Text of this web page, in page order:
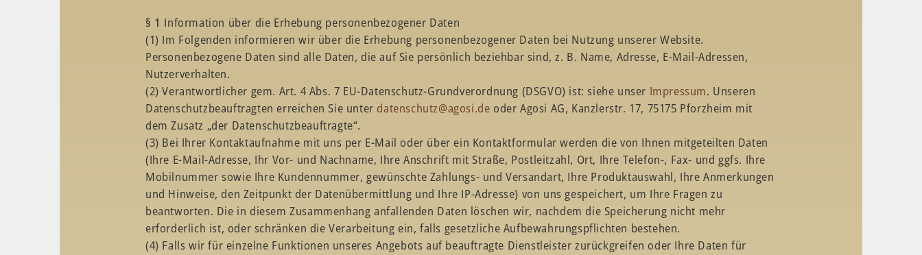
§ 1 Information über die Erhebung personenbezogener Daten
(1) Im Folgenden informieren wir über die Erhebung personenbezogener Daten bei Nutzung unserer Website.
Personenbezogene Daten sind alle Daten, die auf Sie persönlich beziehbar sind, z. B. Name, Adresse, E-Mail-Adressen,
Nutzerverhalten.
(2) Verantwortlicher gem. Art. 4 Abs. 7 EU-Datenschutz-Grundverordnung (DSGVO) ist: siehe unser Impressum. Unseren
Datenschutzbeauftragten erreichen Sie unter datenschutz@agosi.de oder Agosi AG, Kanzlerstr. 17, 75175 Pforzheim mit
dem Zusatz „der Datenschutzbeauftragte“.
(3) Bei Ihrer Kontaktaufnahme mit uns per E-Mail oder über ein Kontaktformular werden die von Ihnen mitgeteilten Daten
(Ihre E-Mail-Adresse, Ihr Vor- und Nachname, Ihre Anschrift mit Straße, Postleitzahl, Ort, Ihre Telefon-, Fax- und ggfs. Ihre
Mobilnummer sowie Ihre Kundennummer, gewünschte Zahlungs- und Versandart, Ihre Produktauswahl, Ihre Anmerkungen
und Hinweise, den Zeitpunkt der Datenübermittlung und Ihre IP-Adresse) von uns gespeichert, um Ihre Fragen zu
beantworten. Die in diesem Zusammenhang anfallenden Daten löschen wir, nachdem die Speicherung nicht mehr
erforderlich ist, oder schränken die Verarbeitung ein, falls gesetzliche Aufbewahrungspflichten bestehen.
(4) Falls wir für einzelne Funktionen unseres Angebots auf beauftragte Dienstleister zurückgreifen oder Ihre Daten für